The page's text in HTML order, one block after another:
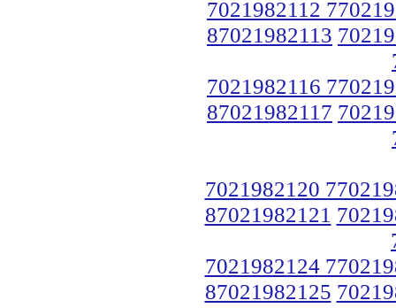
7021982112
87021982113
7021982116
87021982117
7021982120
87021982121
7021982124
87021982125